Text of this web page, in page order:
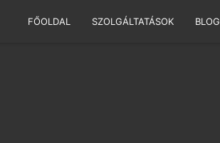
FŐOLDAL SZOLGÁLTATÁSOK BLOG